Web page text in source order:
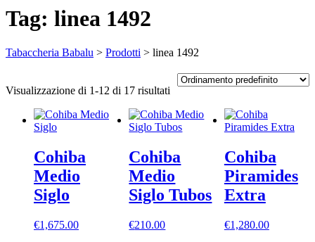
Tag: linea 1492
Tabaccheria Babalu > Prodotti > linea 1492
Visualizzazione di 1-12 di 17 risultati
Cohiba
Medio
Siglo
€1,675.00
Cohiba
Medio
Siglo Tubos
€210.00
Cohiba
Piramides
Extra
€1,280.00